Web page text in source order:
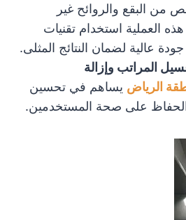
من البقع والروائح غير
العملية استخدام تقنيات
عالية لضمان النتائج المثلى.
المراتب وإزالة
الرياض يساهم في تحسين
على صحة المستخدمين.